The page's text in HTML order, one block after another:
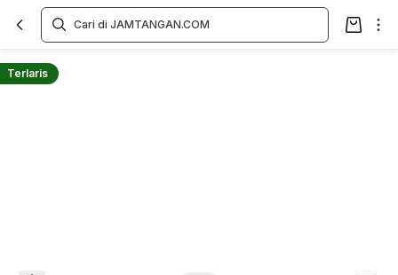
Terlaris
Overview